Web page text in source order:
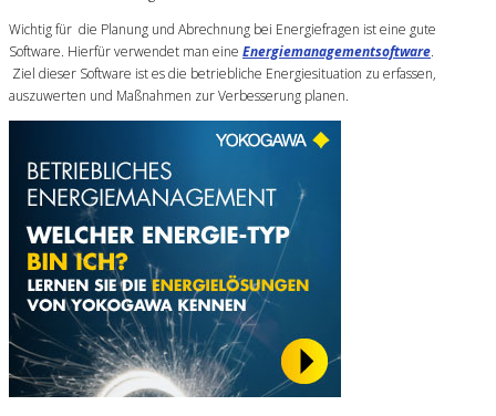
Wichtig für die Planung und Abrechnung bei Energiefragen ist eine gute
Software. Hierfür verwendet man eine Energiemanagementsoftware.
Ziel dieser Software ist es die betriebliche Energiesituation zu erfassen,
auszuwerten und Maßnahmen zur Verbesserung planen.